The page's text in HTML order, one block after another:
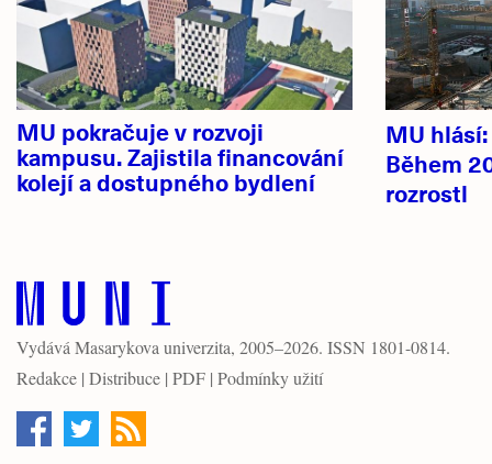
MU pokračuje v rozvoji
kampusu. Zajistila financování
kolejí a dostupného bydlení
MU
Během
rozrostl
Vydává Masarykova univerzita, 2005–2026. ISSN 1801-0814.
Redakce | Distribuce | PDF | Podmínky užití